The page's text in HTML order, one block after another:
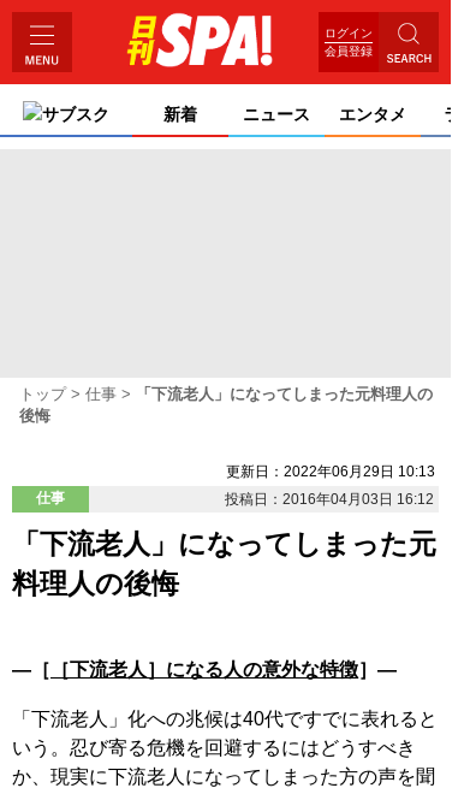
ログイン
会員登録
サブスク 新着 ニュース エンタメ ライ
トップ 仕事
「下流老人」になってしまった元料理人の
後悔
更新日：2022年06月29日 10:13
仕事
投稿日：2016年04月03日 16:12
「下流老人」になってしまった元
料理人の後悔
―［ ［下流老人］になる人の意外な特徴］―
「下流老人」化への兆候は40代ですでに表れると
いう。忍び寄る危機を回避するにはどうすべき
か、現実に下流老人になってしまった方の声を聞